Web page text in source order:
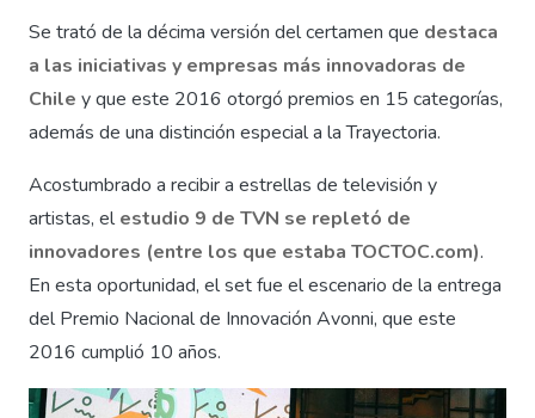
Se trató de la décima versión del certamen que destaca
a las iniciativas y empresas más innovadoras de
Chile y que este 2016 otorgó premios en 15 categorías,
además de una distinción especial a la Trayectoria.
Acostumbrado a recibir a estrellas de televisión y
artistas, elestudio 9 de TVN se repletó de
innovadores (entre los que estaba TOCTOC.com).
En esta oportunidad, el set fue el escenario de la entrega
del Premio Nacional de Innovación Avonni, que este
2016 cumplió 10 años.